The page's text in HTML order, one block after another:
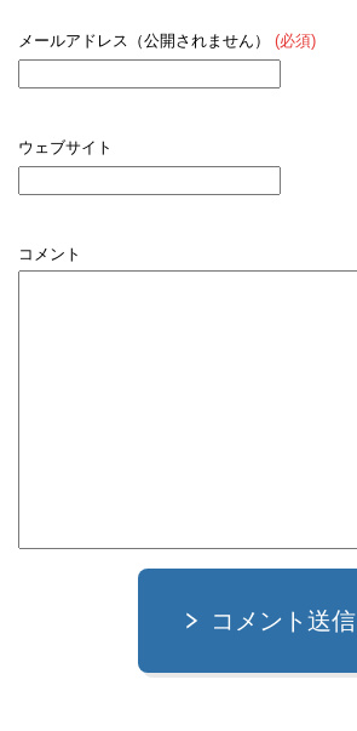
メールアドレス（公開されません） (必須)
ウェブサイト
コメント
コメント送信